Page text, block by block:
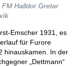
Halldor Gretar
Emscher 1931, es
für Furore
hinauskamen. In der
„Dettmann“